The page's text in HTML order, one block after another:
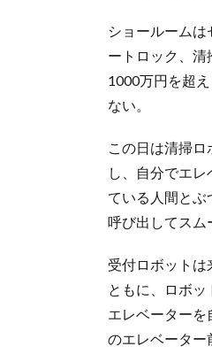
ショールーム
ートロック、
1000万円を超
ない。
この日は清掃
し、自分でエ
ている人間とぶ
呼び出してスム
受付ロボットは
ともに、ロボッ
エレベーター
のエレベーター